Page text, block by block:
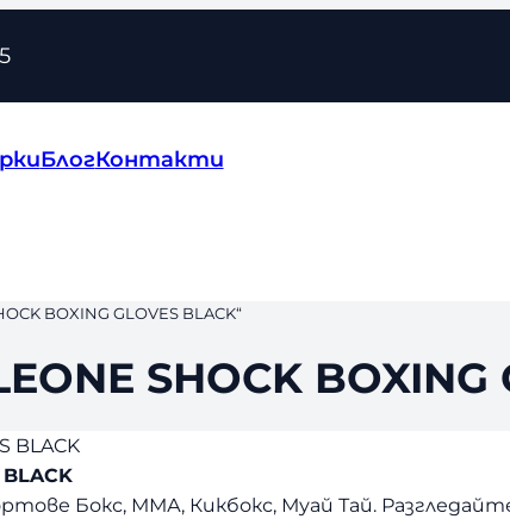
БлогКонтакти
BOXING GLOVES BLACK“
SHOCK BOXING
BLACK
Бокс, ММА, Кикбокс, Муай Тай.